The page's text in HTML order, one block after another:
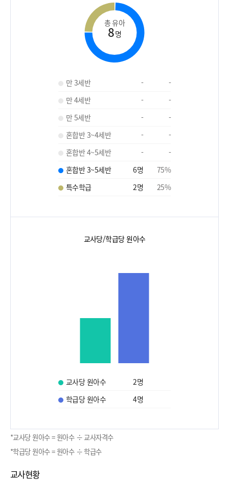
총 유아
8명
만 3세반 -
-
만 4세반
-
-
만 5세반
-
-
혼합반 3~4세반
-
-
혼합반 4~5세반
-
-
혼합반 3~5세반
6명 75%
특수학급
2명 25%
교사당/학급당 원아수
교사당 원아수 2명
학급당 원아수
4명
*교사당 원아수 = 원아수 ÷ 교사자격수
*학급당 원아수 = 원아수 ÷ 학급수
교사현황